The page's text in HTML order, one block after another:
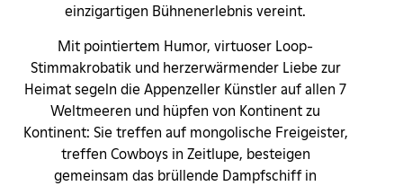
einzigartigen Bühnenerlebnis vereint.
Mit pointiertem Humor, virtuoser Loop-
Stimmakrobatik und herzerwärmender Liebe zur
Heimat segeln die Appenzeller Künstler auf allen 7
Weltmeeren und hüpfen von Kontinent zu
Kontinent: Sie treffen auf mongolische Freigeister,
treffen Cowboys in Zeitlupe, besteigen
gemeinsam das brüllende Dampfschiff in